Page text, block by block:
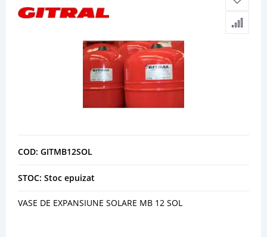
COD: GITMB12SOL
STOC: Stoc epuizat
VASE DE EXPANSIUNE SOLARE MB 12 SOL